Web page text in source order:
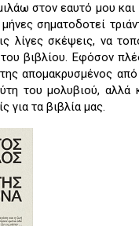
στον εαυτό μου
σηματοδοτεί
λίγες σκέψεις, να
βιβλίου. Εφόσον
απομακρυσμένος από
του μολυβιού, αλλά
για τα βιβλία μας.